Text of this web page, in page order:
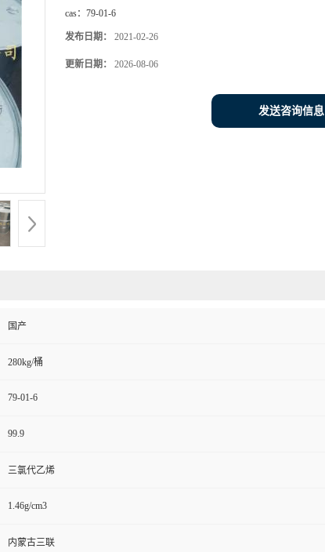
cas： 79-01-6
发布日期： 2021-02-26
更新日期： 2026-08-06
发送咨询信息
国产
280kg/桶
79-01-6
99.9
三氯代乙烯
1.46g/cm3
内蒙古三联